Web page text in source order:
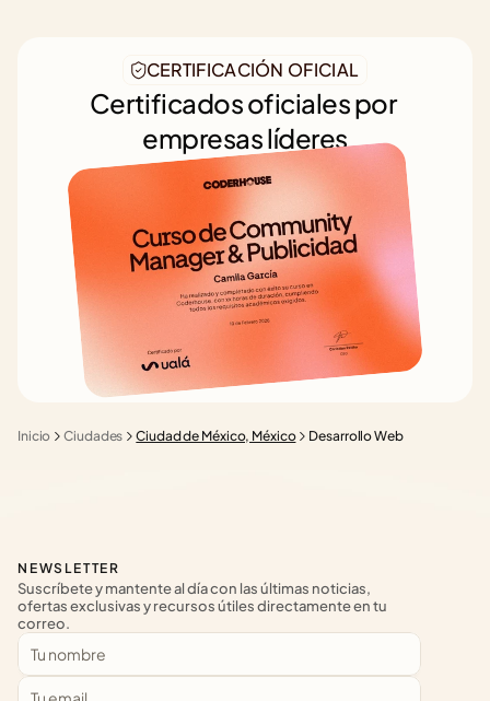
Inicio Ciudades Ciudad de México, México Desarrollo Web
CERTIFICACIÓN OFICIAL
Certificados oficiales por
empresas líderes
NEWSLETTER
Suscríbete y mantente al día con las últimas noticias,
ofertas exclusivas y recursos útiles directamente en tu
correo.